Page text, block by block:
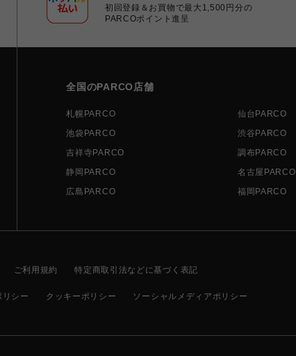
初回登録＆お買物で最大1,500円分の
PARCOポイント進呈
全国のPARCO店舗
札幌PARCO 仙台PARCO
池袋PARCO
渋谷PARCO
吉祥寺PARCO
調布PARCO
静岡PARCO
名古屋PARCO
広島PARCO
福岡PARCO
ご利用規約 特定商取引法などに基づく表記
リシー クッキーポリシー ソーシャルメディアポリシー